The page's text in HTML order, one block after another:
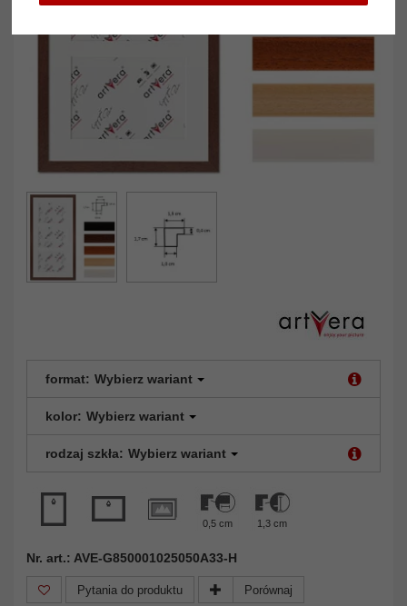
Powrót
format: Wybierz wariant
kolor: Wybierz wariant
rodzaj szkła: Wybierz wariant
0,5 cm 1,3 cm
Nr. art.: AVE-G850001025050A33-H
Pytania do produktu Porównaj